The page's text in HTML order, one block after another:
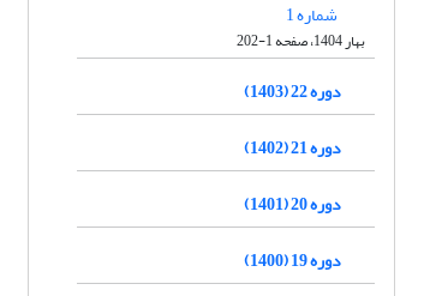
شماره 1
بهار 1404، صفحه 1-202
دوره 22 (1403)
دوره 21 (1402)
دوره 20 (1401)
دوره 19 (1400)